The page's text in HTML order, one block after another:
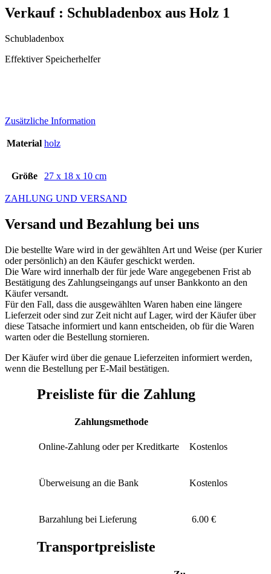
Verkauf : Schubladenbox aus Holz 1
Schubladenbox
Effektiver Speicherhelfer
Zusätzliche Information
Material holz
Größe 27 x 18 x 10 cm
ZAHLUNG UND VERSAND
Versand und Bezahlung bei uns
Die bestellte Ware wird in der gewählten Art und Weise (per Kurier
oder persönlich) an den Käufer geschickt werden.
Die Ware wird innerhalb der für jede Ware angegebenen Frist ab
Bestätigung des Zahlungseingangs auf unser Bankkonto an den
Käufer versandt.
Für den Fall, dass die ausgewählten Waren haben eine längere
Lieferzeit oder sind zur Zeit nicht auf Lager, wird der Käufer über
diese Tatsache informiert und kann entscheiden, ob für die Waren
warten oder die Bestellung stornieren.
Der Käufer wird über die genaue Lieferzeiten informiert werden,
wenn die Bestellung per E-Mail bestätigen.
Preisliste für die Zahlung
Zahlungsmethode
Online-Zahlung oder per Kreditkarte Kostenlos
Überweisung an die Bank Kostenlos
Barzahlung bei Lieferung 6.00 €
Transportpreisliste